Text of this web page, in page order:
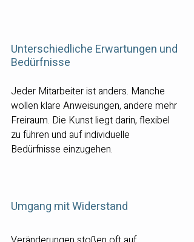
Unterschiedliche Erwartungen und
Bedürfnisse
Jeder Mitarbeiter ist anders. Manche
wollen klare Anweisungen, andere mehr
Freiraum. Die Kunst liegt darin, flexibel
zu führen und auf individuelle
Bedürfnisse einzugehen.
Umgang mit Widerstand